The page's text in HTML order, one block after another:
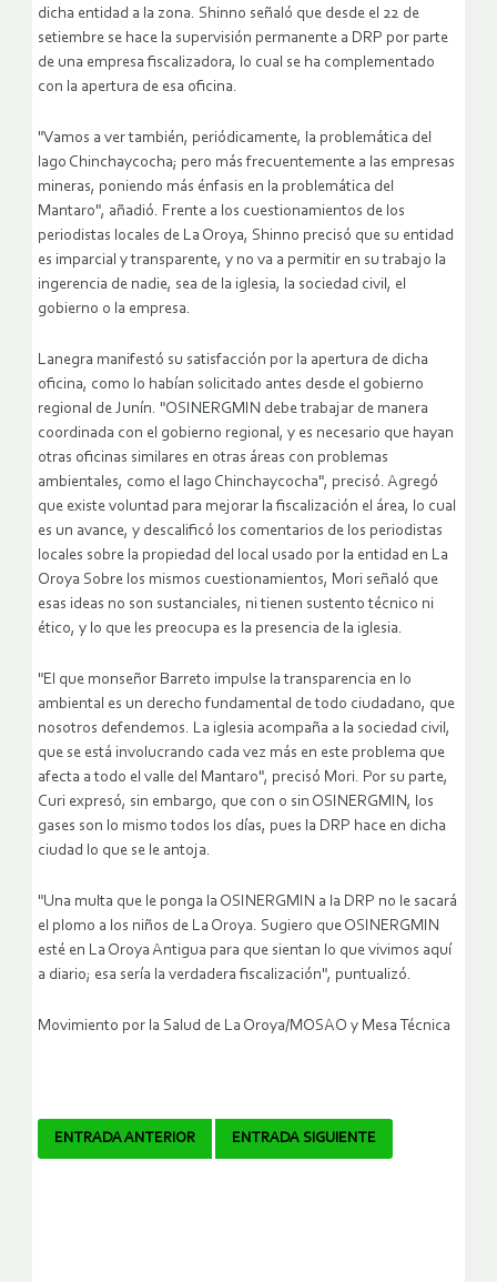
dicha entidad a la zona. Shinno señaló que desde el 22 de
setiembre se hace la supervisión permanente a DRP por parte
de una empresa fiscalizadora, lo cual se ha complementado
con la apertura de esa oficina.
"Vamos a ver también, periódicamente, la problemática del
lago Chinchaycocha; pero más frecuentemente a las empresas
mineras, poniendo más énfasis en la problemática del
Mantaro", añadió. Frente a los cuestionamientos de los
periodistas locales de La Oroya, Shinno precisó que su entidad
es imparcial y transparente, y no va a permitir en su trabajo la
ingerencia de nadie, sea de la iglesia, la sociedad civil, el
gobierno o la empresa.
Lanegra manifestó su satisfacción por la apertura de dicha
oficina, como lo habían solicitado antes desde el gobierno
regional de Junín. "OSINERGMIN debe trabajar de manera
coordinada con el gobierno regional, y es necesario que hayan
otras oficinas similares en otras áreas con problemas
ambientales, como el lago Chinchaycocha", precisó. Agregó
que existe voluntad para mejorar la fiscalización el área, lo cual
es un avance, y descalificó los comentarios de los periodistas
locales sobre la propiedad del local usado por la entidad en La
Oroya Sobre los mismos cuestionamientos, Mori señaló que
esas ideas no son sustanciales, ni tienen sustento técnico ni
ético, y lo que les preocupa es la presencia de la iglesia.
"El que monseñor Barreto impulse la transparencia en lo
ambiental es un derecho fundamental de todo ciudadano, que
nosotros defendemos. La iglesia acompaña a la sociedad civil,
que se está involucrando cada vez más en este problema que
afecta a todo el valle del Mantaro", precisó Mori. Por su parte,
Curi expresó, sin embargo, que con o sin OSINERGMIN, los
gases son lo mismo todos los días, pues la DRP hace en dicha
ciudad lo que se le antoja.
"Una multa que le ponga la OSINERGMIN a la DRP no le sacará
el plomo a los niños de La Oroya. Sugiero que OSINERGMIN
esté en La Oroya Antigua para que sientan lo que vivimos aquí
a diario; esa sería la verdadera fiscalización", puntualizó.
Movimiento por la Salud de La Oroya/MOSAO y Mesa Técnica
Navegador
ENTRADA ANTERIOR ENTRADA SIGUIENTE